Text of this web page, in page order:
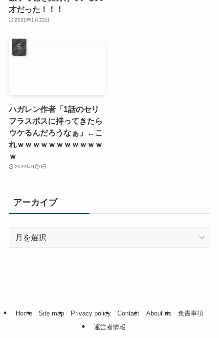
才だった！！！
2021年1月22日
ハガレン作者「1話のセリ
フラスボスに持ってきたら
ウケるんだろうなぁ」←こ
れｗｗｗｗｗｗｗｗｗｗｗ
ｗ
2022年9月9日
アーカイブ
Home Site map Privacy policy Contact About us
免責事項
運営者情報